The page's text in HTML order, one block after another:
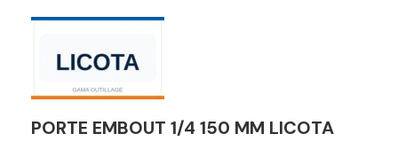
PORTE EMBOUT 1/4 150 MM LICOTA